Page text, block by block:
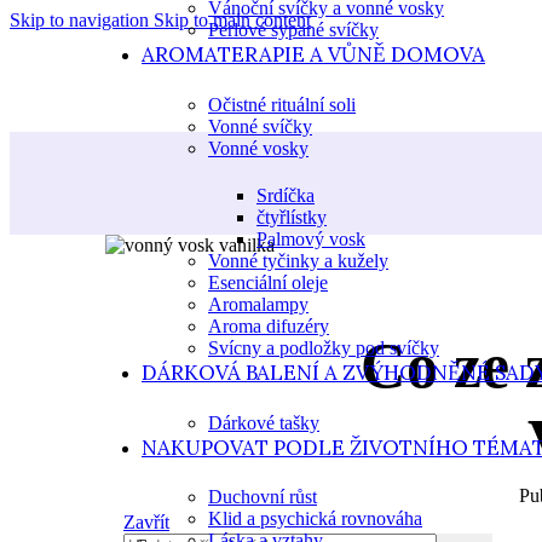
Skip to navigation Skip to main content
Vánoční svíčky a vonné vosky
Perlové sypané svíčky
AROMATERAPIE A VŮNĚ DOMOVA
Očistné rituální soli
Vonné svíčky
Vonné vosky
Srdíčka
čtyřlístky
Palmový vosk
Vonné tyčinky a kužely
Esenciální oleje
Aromalampy
Aroma difuzéry
Svícny a podložky pod svíčky
DÁRKOVÁ BALENÍ A ZVÝHODNĚNÉ
Dárkové tašky
NAKUPOVAT PODLE ŽIVOTNÍHO
Duchovní růst
Klid a psychická rovnováha
Co ze
Zavřít